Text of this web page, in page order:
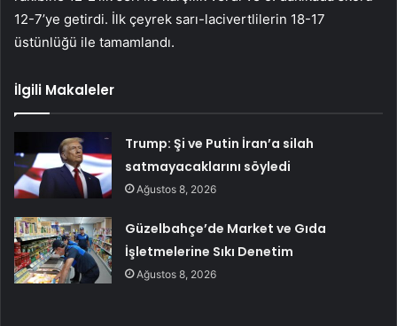
12-7’ye getirdi. İlk çeyrek sarı-lacivertlilerin 18-17
üstünlüğü ile tamamlandı.
İlgili Makaleler
Trump: Şi ve Putin İran’a silah
satmayacaklarını söyledi
Ağustos 8, 2026
Güzelbahçe’de Market ve Gıda
İşletmelerine Sıkı Denetim
Ağustos 8, 2026